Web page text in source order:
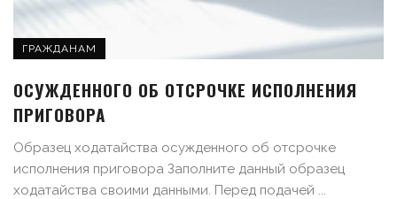
ГРАЖДАНАМ
ОСУЖДЕННОГО ОБ ОТСРОЧКЕ ИСПОЛНЕНИЯ
ПРИГОВОРА
Образец ходатайства осужденного об отсрочке
исполнения приговора Заполните данный образец
ходатайства своими данными. Перед подачей ...